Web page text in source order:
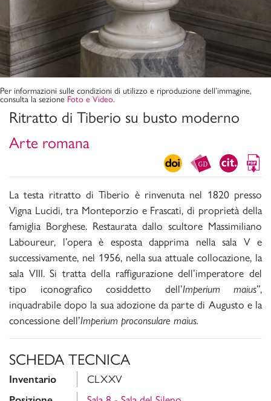
Ritratto di Tiberio su busto moderno
Arte romana
La testa ritratto di Tiberio è rinvenuta nel 1820 presso
Vigna Lucidi, tra Monteporzio e Frascati, di proprietà della
famiglia Borghese. Restaurata dallo scultore Massimiliano
Laboureur, l’opera è esposta dapprima nella sala V e
successivamente, nel 1956, nella sua attuale collocazione, la
sala VIII. Si tratta della raffigurazione dell’imperatore del
tipo iconografico cosiddetto dell’Imperium maius”,
inquadrabile dopo la sua adozione da parte di Augusto e la
concessione dell’Imperium proconsulare maius.
SCHEDA TECNICA
Inventario CLXXV
Per informazioni sulle condizioni di utilizzo e riproduzione dell’immagine,
consulta la sezione Foto e Video.